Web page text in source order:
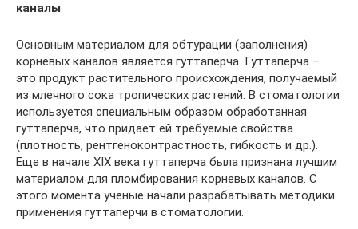
каналы
Основным материалом для обтурации (заполнения)
корневых каналов является гуттаперча. Гуттаперча –
это продукт растительного происхождения, получаемый
из млечного сока тропических растений. В стоматологии
используется специальным образом обработанная
гуттаперча, что придает ей требуемые свойства
(плотность, рентгеноконтрастность, гибкость и др.).
Еще в начале XIX века гуттаперча была признана лучшим
материалом для пломбирования корневых каналов. С
этого момента ученые начали разрабатывать методики
применения гуттаперчи в стоматологии.